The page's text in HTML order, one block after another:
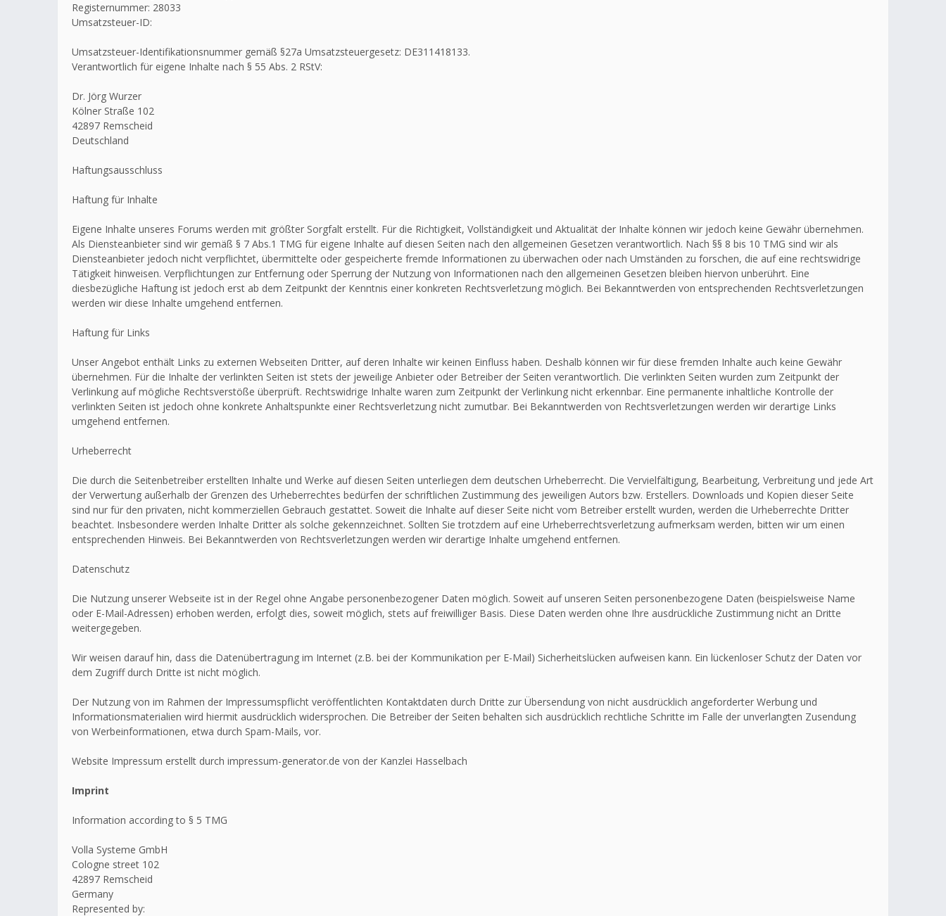
Registernummer: 28033
Umsatzsteuer-ID:
Umsatzsteuer-Identifikationsnummer gemäß §27a Umsatzsteuergesetz: DE311418133.
Verantwortlich für eigene Inhalte nach § 55 Abs. 2 RStV:
Dr. Jörg Wurzer
Kölner Straße 102
42897 Remscheid
Deutschland
Haftungsausschluss
Haftung für Inhalte
Eigene Inhalte unseres Forums werden mit größter Sorgfalt erstellt. Für die Richtigkeit, Vollständigkeit und Aktualität der Inhalte können wir jedoch keine Gewähr übernehmen.
Als Diensteanbieter sind wir gemäß § 7 Abs.1 TMG für eigene Inhalte auf diesen Seiten nach den allgemeinen Gesetzen verantwortlich. Nach §§ 8 bis 10 TMG sind wir als
Diensteanbieter jedoch nicht verpflichtet, übermittelte oder gespeicherte fremde Informationen zu überwachen oder nach Umständen zu forschen, die auf eine rechtswidrige
Tätigkeit hinweisen. Verpflichtungen zur Entfernung oder Sperrung der Nutzung von Informationen nach den allgemeinen Gesetzen bleiben hiervon unberührt. Eine
diesbezügliche Haftung ist jedoch erst ab dem Zeitpunkt der Kenntnis einer konkreten Rechtsverletzung möglich. Bei Bekanntwerden von entsprechenden Rechtsverletzungen
werden wir diese Inhalte umgehend entfernen.
Haftung für Links
Unser Angebot enthält Links zu externen Webseiten Dritter, auf deren Inhalte wir keinen Einfluss haben. Deshalb können wir für diese fremden Inhalte auch keine Gewähr
übernehmen. Für die Inhalte der verlinkten Seiten ist stets der jeweilige Anbieter oder Betreiber der Seiten verantwortlich. Die verlinkten Seiten wurden zum Zeitpunkt der
Verlinkung auf mögliche Rechtsverstöße überprüft. Rechtswidrige Inhalte waren zum Zeitpunkt der Verlinkung nicht erkennbar. Eine permanente inhaltliche Kontrolle der
verlinkten Seiten ist jedoch ohne konkrete Anhaltspunkte einer Rechtsverletzung nicht zumutbar. Bei Bekanntwerden von Rechtsverletzungen werden wir derartige Links
umgehend entfernen.
Urheberrecht
Die durch die Seitenbetreiber erstellten Inhalte und Werke auf diesen Seiten unterliegen dem deutschen Urheberrecht. Die Vervielfältigung, Bearbeitung, Verbreitung und jede Art
der Verwertung außerhalb der Grenzen des Urheberrechtes bedürfen der schriftlichen Zustimmung des jeweiligen Autors bzw. Erstellers. Downloads und Kopien dieser Seite
sind nur für den privaten, nicht kommerziellen Gebrauch gestattet. Soweit die Inhalte auf dieser Seite nicht vom Betreiber erstellt wurden, werden die Urheberrechte Dritter
beachtet. Insbesondere werden Inhalte Dritter als solche gekennzeichnet. Sollten Sie trotzdem auf eine Urheberrechtsverletzung aufmerksam werden, bitten wir um einen
entsprechenden Hinweis. Bei Bekanntwerden von Rechtsverletzungen werden wir derartige Inhalte umgehend entfernen.
Datenschutz
Die Nutzung unserer Webseite ist in der Regel ohne Angabe personenbezogener Daten möglich. Soweit auf unseren Seiten personenbezogene Daten (beispielsweise Name
oder E-Mail-Adressen) erhoben werden, erfolgt dies, soweit möglich, stets auf freiwilliger Basis. Diese Daten werden ohne Ihre ausdrückliche Zustimmung nicht an Dritte
weitergegeben.
Wir weisen darauf hin, dass die Datenübertragung im Internet (z.B. bei der Kommunikation per E-Mail) Sicherheitslücken aufweisen kann. Ein lückenloser Schutz der Daten vor
dem Zugriff durch Dritte ist nicht möglich.
Der Nutzung von im Rahmen der Impressumspflicht veröffentlichten Kontaktdaten durch Dritte zur Übersendung von nicht ausdrücklich angeforderter Werbung und
Informationsmaterialien wird hiermit ausdrücklich widersprochen. Die Betreiber der Seiten behalten sich ausdrücklich rechtliche Schritte im Falle der unverlangten Zusendung
von Werbeinformationen, etwa durch Spam-Mails, vor.
Website Impressum erstellt durch impressum-generator.de von der Kanzlei Hasselbach
Imprint
Information according to § 5 TMG
Volla Systeme GmbH
Cologne street 102
42897 Remscheid
Germany
Represented by: